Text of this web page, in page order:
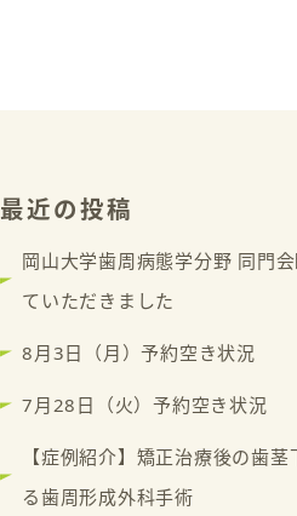
最近の投稿
岡山大学歯周病態学分野 同門
ていただきました
8月3日（月）予約空き状況
7月28日（火）予約空き状況
【症例紹介】矯正治療後の歯
る歯周形成外科手術